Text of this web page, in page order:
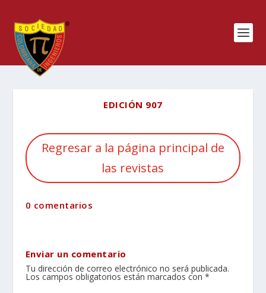
EDICIÓN 907
Regresar a la página principal de
las revistas
0 comentarios
Enviar un comentario
Tu dirección de correo electrónico no será publicada.
Los campos obligatorios están marcados con *